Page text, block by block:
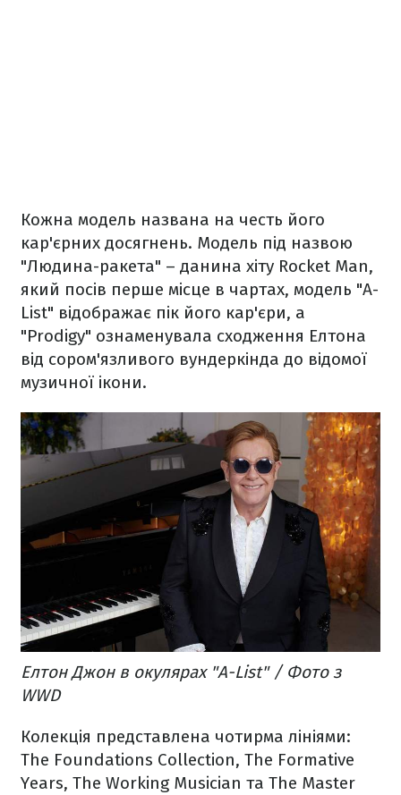
Кожна модель названа на честь його
кар'єрних досягнень. Модель під назвою
"Людина-ракета" – данина хіту Rocket Man,
який посів перше місце в чартах, модель "A-
List" відображає пік його кар'єри, а
"Prodigy" ознаменувала сходження Елтона
від сором'язливого вундеркінда до відомої
музичної ікони.
Елтон Джон в окулярах "A-List" / Фото з
WWD
Колекція представлена ​​чотирма лініями:
The Foundations Collection, The Formative
Years, The Working Musician та The Master